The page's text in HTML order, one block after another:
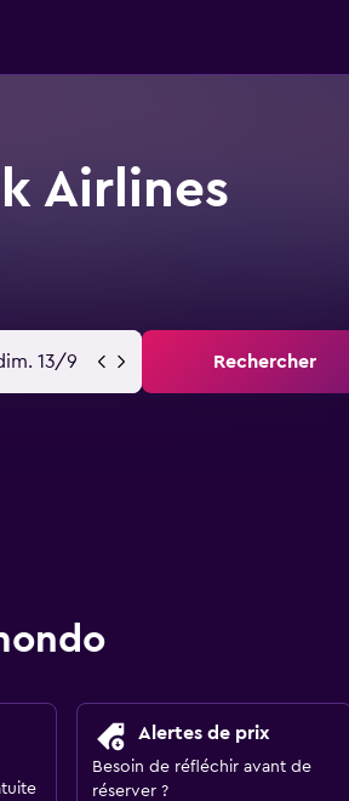
Airlines
13/9 Rechercher
Alertes de prix
Besoin de réfléchir avant de
réserver ?